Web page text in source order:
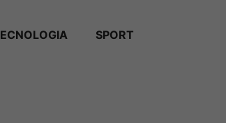
SPORT